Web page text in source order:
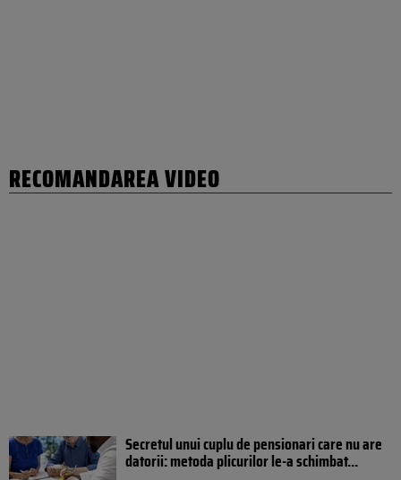
RECOMANDAREA VIDEO
Secretul unui cuplu de pensionari care nu are
datorii: metoda plicurilor le-a schimbat...